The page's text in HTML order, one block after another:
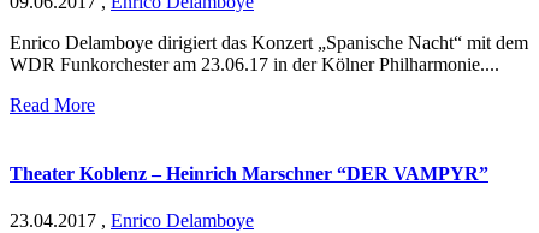
Enrico Delamboye dirigiert das Konzert „Spanische Nacht“ mit dem
WDR Funkorchester am 23.06.17 in der Kölner Philharmonie....
Read More
Theater Koblenz – Heinrich Marschner “DER VAMPYR”
23.04.2017 , Enrico Delamboye